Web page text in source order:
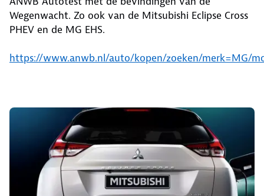
Wegenwacht. Zo ook van de Mitsubishi Eclipse Cross
PHEV en de MG EHS.
https://www.anwb.nl/auto/kopen/zoeken/merk=MG/